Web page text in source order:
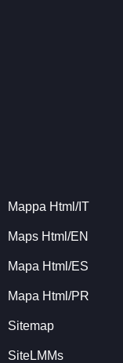
Mappa Html/IT
Maps Html/EN
Mapa Html/ES
Mapa Html/PR
Sitemap
SiteLMMs